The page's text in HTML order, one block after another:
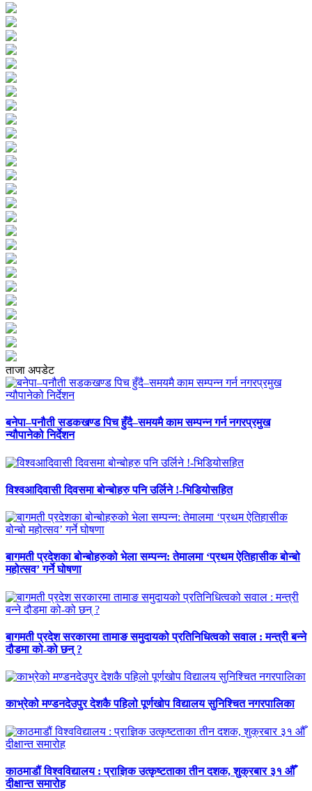
ताजा अपडेट
बनेपा–पनौती सडकखण्ड पिच हुँदै–समयमै काम सम्पन्न गर्न नगरप्रमुख
न्यौपानेको निर्देशन
विश्वआदिवासी दिवसमा बोन्बोहरु पनि उर्लिने !-भिडियोसहित
बागमती प्रदेशका बोन्बोहरुको भेला सम्पन्न: तेमालमा ‘प्रथम ऐतिहासीक बोन्बो
महोत्सव’ गर्ने घोषणा
बागमती प्रदेश सरकारमा तामाङ समुदायको प्रतिनिधित्वको सवाल : मन्त्री बन्ने
दौडमा को‐को छन् ?
काभ्रेको मण्डनदेउपुर देशकै पहिलो पूर्णखोप विद्यालय सुनिश्चित नगरपालिका
काठमाडौं विश्वविद्यालय : प्राज्ञिक उत्कृष्टताका तीन दशक, शुक्रबार ३१ औँ
दीक्षान्त समारोह